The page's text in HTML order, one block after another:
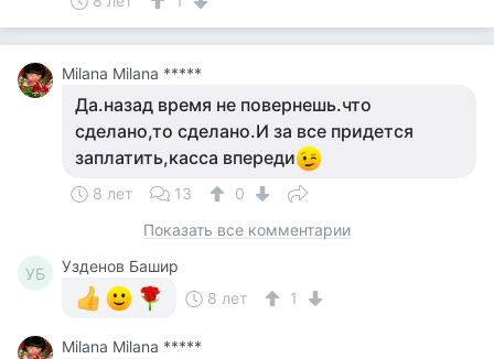
Milana Milana *****
Да.назад время не повернешь.что
сделано,то сделано.И за все придется
заплатить,касса впереди
8 лет 13
0
Показать все комментарии
УБ
Узденов Башир
8 лет
1
Milana Milana *****